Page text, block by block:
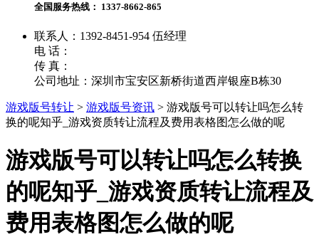
全国服务热线： 1337-8662-865
联系人：1392-8451-954 伍经理
电 话：
传 真：
公司地址：深圳市宝安区新桥街道西岸银座B栋30
游戏版号转让 > 游戏版号资讯 > 游戏版号可以转让吗怎么转
换的呢知乎_游戏资质转让流程及费用表格图怎么做的呢
游戏版号可以转让吗怎么转换
的呢知乎_游戏资质转让流程及
费用表格图怎么做的呢